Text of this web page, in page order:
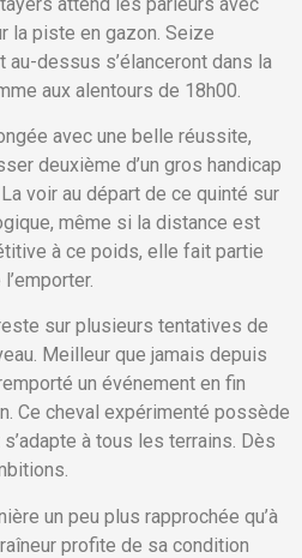
la piste en gazon. Seize
dessus s’élanceront dans la
aux alentours de 18h00.
avec une belle réussite,
deuxième d’un gros handicap
voir au départ de ce quinté sur
même si la distance est
à ce poids, elle fait partie
sur plusieurs tentatives de
Meilleur que jamais depuis
un événement en fin
Ce cheval expérimenté possède
à tous les terrains. Dès
un peu plus rapprochée qu’à
profite de sa condition